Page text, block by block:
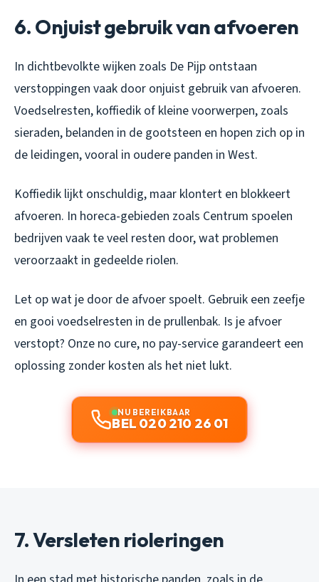
6. Onjuist gebruik van afvoeren
In dichtbevolkte wijken zoals De Pijp ontstaan
verstoppingen vaak door onjuist gebruik van afvoeren.
Voedselresten, koffiedik of kleine voorwerpen, zoals
sieraden, belanden in de gootsteen en hopen zich op in
de leidingen, vooral in oudere panden in West.
Koffiedik lijkt onschuldig, maar klontert en blokkeert
afvoeren. In horeca-gebieden zoals Centrum spoelen
bedrijven vaak te veel resten door, wat problemen
veroorzaakt in gedeelde riolen.
Let op wat je door de afvoer spoelt. Gebruik een zeefje
en gooi voedselresten in de prullenbak. Is je afvoer
verstopt? Onze no cure, no pay-service garandeert een
oplossing zonder kosten als het niet lukt.
NU BEREIKBAAR
BEL 020 210 26 01
7. Versleten rioleringen